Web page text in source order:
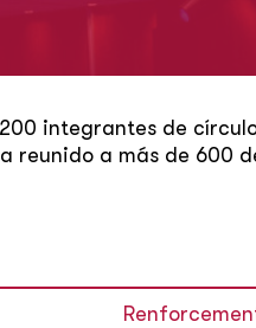
integrantes de
reunido a más de 600